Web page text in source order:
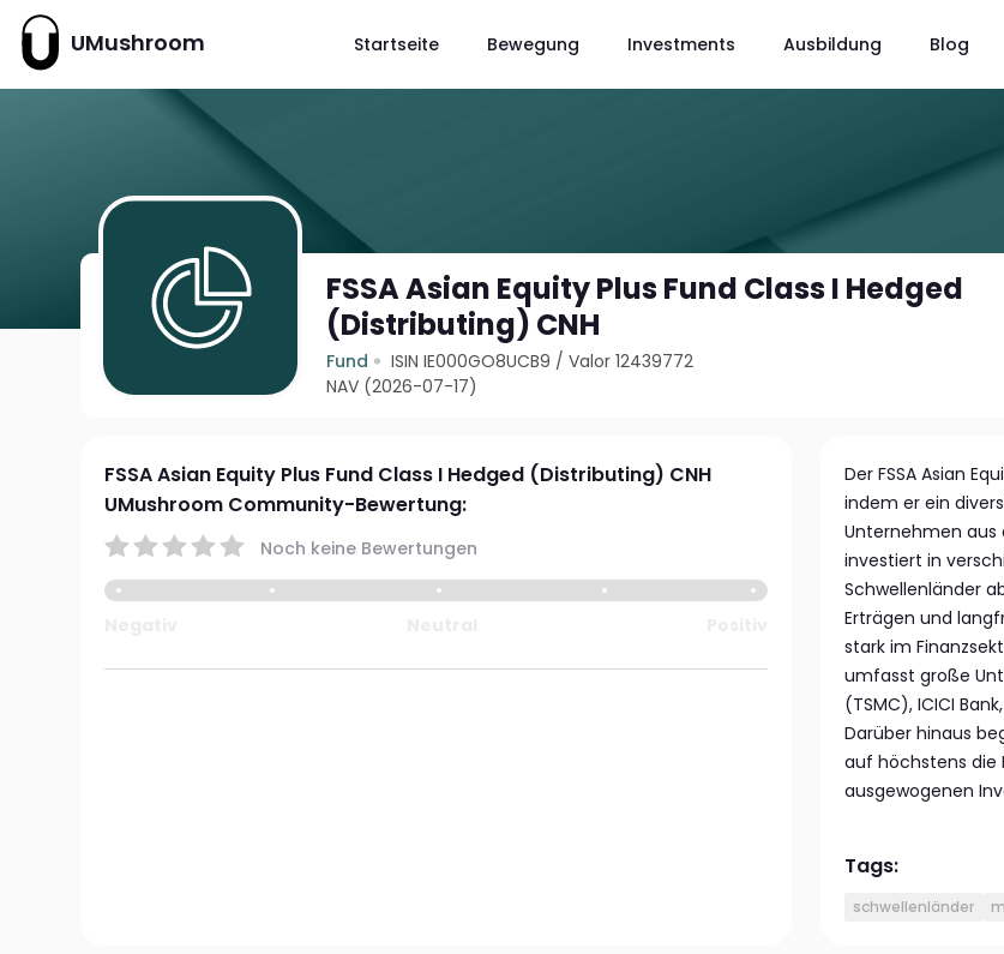
UMushroom Startseite Bewegung Investments Ausbildung Blog
FSSA Asian Equity Plus Fund Class I Hedged
(Distributing) CNH
Fund ISIN IE000GO8UCB9 /Valor 12439772
NAV (2026-07-17)
FSSA Asian Equity Plus Fund Class I Hedged (Distributing) CNH
UMushroom Community-Bewertung:
Noch keine Bewertungen
Der FSSA Asian
indem er ein
Unternehmen aus
investiert in
Schwellenländer
Erträgen und
stark im
umfasst große
(TSMC), ICICI
Darüber hinaus
auf höchstens die
ausgewogenen
Tags:
schwellenländer